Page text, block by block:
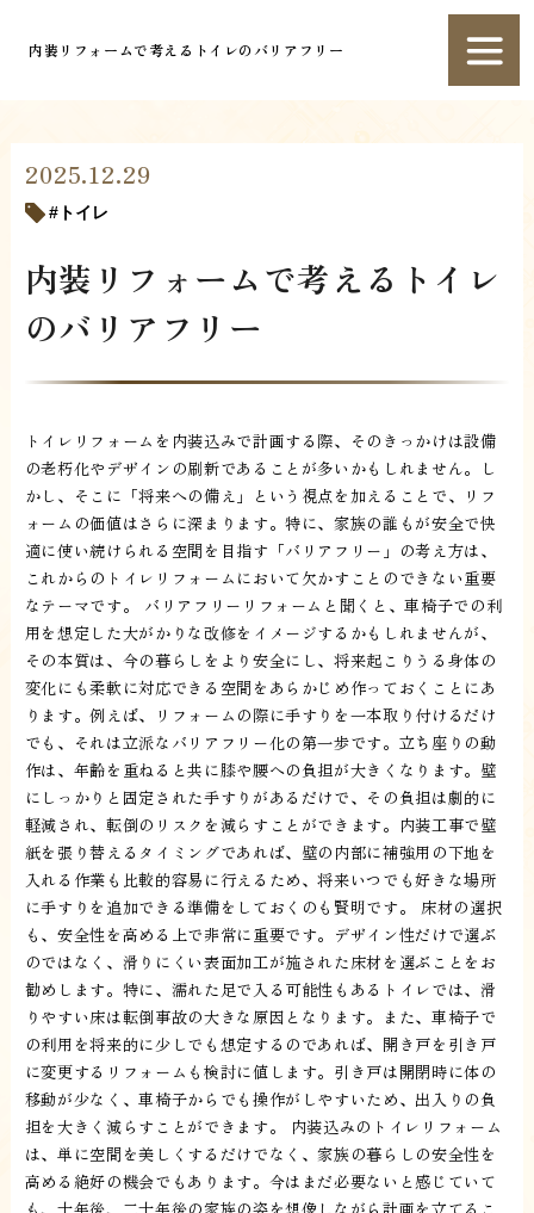
内装リフォームで考えるトイレのバリアフリー
2025.12.29
トイレ
内装リフォームで考えるトイレ
のバリアフリー
トイレリフォームを内装込みで計画する際、そのきっかけは設備
の老朽化やデザインの刷新であることが多いかもしれません。し
かし、そこに「将来への備え」という視点を加えることで、リフ
ォームの価値はさらに深まります。特に、家族の誰もが安全で快
適に使い続けられる空間を目指す「バリアフリー」の考え方は、
これからのトイレリフォームにおいて欠かすことのできない重要
なテーマです。 バリアフリーリフォームと聞くと、車椅子での利
用を想定した大がかりな改修をイメージするかもしれませんが、
その本質は、今の暮らしをより安全にし、将来起こりうる身体の
変化にも柔軟に対応できる空間をあらかじめ作っておくことにあ
ります。例えば、リフォームの際に手すりを一本取り付けるだけ
でも、それは立派なバリアフリー化の第一歩です。立ち座りの動
作は、年齢を重ねると共に膝や腰への負担が大きくなります。壁
にしっかりと固定された手すりがあるだけで、その負担は劇的に
軽減され、転倒のリスクを減らすことができます。内装工事で壁
紙を張り替えるタイミングであれば、壁の内部に補強用の下地を
入れる作業も比較的容易に行えるため、将来いつでも好きな場所
に手すりを追加できる準備をしておくのも賢明です。 床材の選択
も、安全性を高める上で非常に重要です。デザイン性だけで選ぶ
のではなく、滑りにくい表面加工が施された床材を選ぶことをお
勧めします。特に、濡れた足で入る可能性もあるトイレでは、滑
りやすい床は転倒事故の大きな原因となります。また、車椅子で
の利用を将来的に少しでも想定するのであれば、開き戸を引き戸
に変更するリフォームも検討に値します。引き戸は開閉時に体の
移動が少なく、車椅子からでも操作がしやすいため、出入りの負
担を大きく減らすことができます。 内装込みのトイレリフォーム
は、単に空間を美しくするだけでなく、家族の暮らしの安全性を
高める絶好の機会でもあります。今はまだ必要ないと感じていて